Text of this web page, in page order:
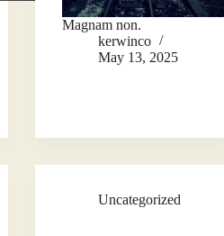
Magnam non.
kerwinco
May 13, 2025
Uncategorized